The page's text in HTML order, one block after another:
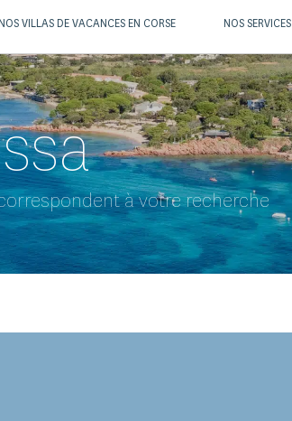
NOS VILLAS DE VACANCES EN CORSE NOS SERVICES
à votre recherche